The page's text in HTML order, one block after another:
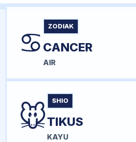
♋ ZODIAK
CANCER
AIR
🐭 SHIO
TIKUS
KAYU